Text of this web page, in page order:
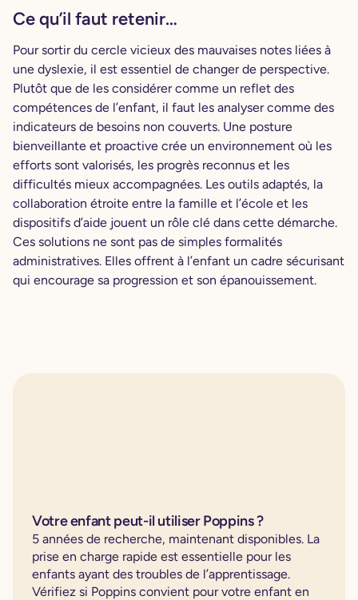
Ce qu’il faut retenir…
Pour sortir du cercle vicieux des mauvaises notes liées à
une dyslexie, il est essentiel de changer de perspective.
Plutôt que de les considérer comme un reflet des
compétences de l’enfant, il faut les analyser comme des
indicateurs de besoins non couverts. Une posture
bienveillante et proactive crée un environnement où les
efforts sont valorisés, les progrès reconnus et les
difficultés mieux accompagnées. Les outils adaptés, la
collaboration étroite entre la famille et l’école et les
dispositifs d’aide jouent un rôle clé dans cette démarche.
Ces solutions ne sont pas de simples formalités
administratives. Elles offrent à l’enfant un cadre sécurisant
qui encourage sa progression et son épanouissement.
Votre enfant peut-il utiliser Poppins ?
5 années de recherche, maintenant disponibles. La
prise en charge rapide est essentielle pour les
enfants ayant des troubles de l’apprentissage.
Vérifiez si Poppins convient pour votre enfant en